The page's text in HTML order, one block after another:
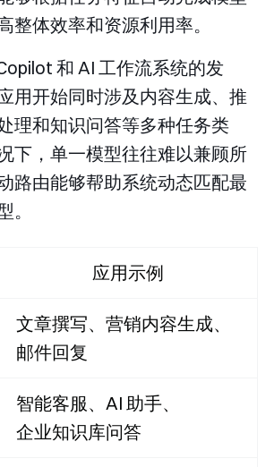
整体效率和资源利用率。
和 AI 工作流系统的发
用开始同时涉及内容生成、推
理和知识问答等多种任务类
下，单一模型往往难以兼顾所
路由能够帮助系统动态匹配最
。
应用示例
文章撰写、营销内容生成、
邮件回复
智能客服、AI 助手、
企业知识库问答